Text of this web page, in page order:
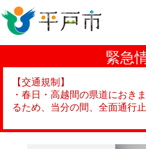
緊急
【交通規制】
・春日・高越間の県道におき
るため、当分の間、全面通行